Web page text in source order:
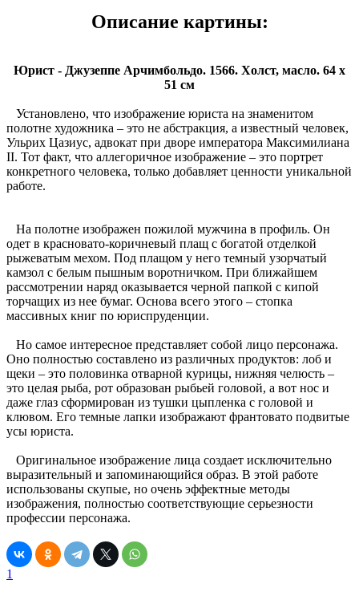
Описание картины:
Юрист - Джузеппе Арчимбольдо. 1566. Холст, масло. 64 x
51 см
Установлено, что изображение юриста на знаменитом
полотне художника – это не абстракция, а известный человек,
Ульрих Цазиус, адвокат при дворе императора Максимилиана
II. Тот факт, что аллегоричное изображение – это портрет
конкретного человека, только добавляет ценности уникальной
работе.
На полотне изображен пожилой мужчина в профиль. Он
одет в красновато-коричневый плащ с богатой отделкой
рыжеватым мехом. Под плащом у него темный узорчатый
камзол с белым пышным воротничком. При ближайшем
рассмотрении наряд оказывается черной папкой с кипой
торчащих из нее бумаг. Основа всего этого – стопка
массивных книг по юриспруденции.
Но самое интересное представляет собой лицо персонажа.
Оно полностью составлено из различных продуктов: лоб и
щеки – это половинка отварной курицы, нижняя челюсть –
это целая рыба, рот образован рыбьей головой, а вот нос и
даже глаз сформирован из тушки цыпленка с головой и
клювом. Его темные лапки изображают франтовато подвитые
усы юриста.
Оригинальное изображение лица создает исключительно
выразительный и запоминающийся образ. В этой работе
использованы скупые, но очень эффектные методы
изображения, полностью соответствующие серьезности
профессии персонажа.
1